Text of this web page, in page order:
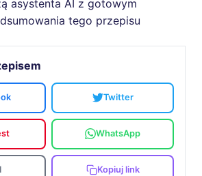
asystenta AI z gotowym
tego przepisu
Twitter
WhatsApp
Kopiuj link